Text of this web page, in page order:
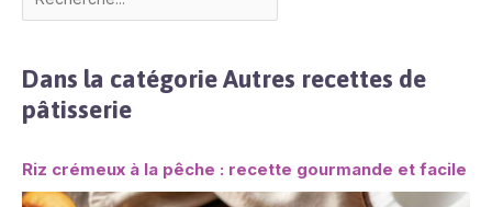
Dans la catégorie Autres recettes de
pâtisserie
Riz crémeux à la pêche : recette gourmande et facile